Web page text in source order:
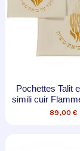
Pochettes Talit
simili cuir
89,00 €